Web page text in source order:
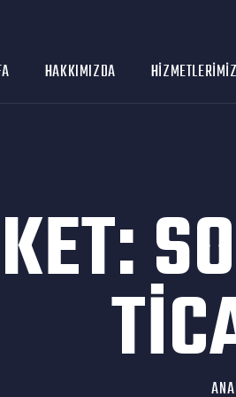
HAKKIMIZDA HIZMETLERIMIZ